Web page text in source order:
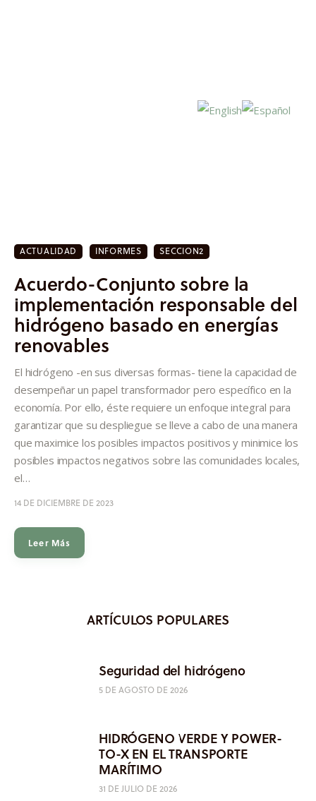
Investigación
Proyectos
Informes
Quiénes somos
ACTUALIDAD INFORMES SECCION2
Acuerdo-Conjunto sobre la
implementación responsable del
hidrógeno basado en energías
renovables
El hidrógeno -en sus diversas formas- tiene la capacidad de
desempeñar un papel transformador pero específico en la
economía. Por ello, éste requiere un enfoque integral para
garantizar que su despliegue se lleve a cabo de una manera
que maximice los posibles impactos positivos y minimice los
posibles impactos negativos sobre las comunidades locales,
el…
14 DE DICIEMBRE DE 2023
Leer Más
ARTÍCULOS POPULARES
Seguridad del hidrógeno
5 DE AGOSTO DE 2026
HIDRÓGENO VERDE Y POWER-
TO-X EN EL TRANSPORTE
MARÍTIMO
31 DE JULIO DE 2026